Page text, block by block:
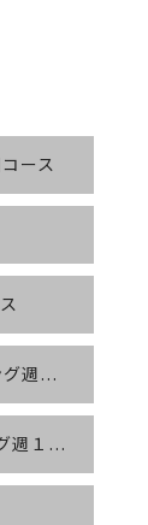
ース
自宅ダイエット! オンライントレーニング週２回コース
自宅でできる！オンライントレーニング週１回コース